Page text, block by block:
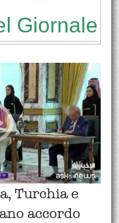
Giornale
Turchia e
accordo